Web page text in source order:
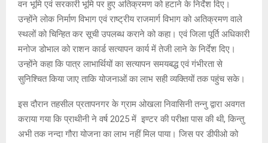
वन भूमि एवं सरकारी भूमि पर हुए अतिक्रमण को हटाने के निर्देश दिए।
उन्होंने लोक निर्माण विभाग एवं राष्ट्रीय राजमार्ग विभाग को अतिक्रमण वाले
स्थलों को चिन्हित कर सूची उपलब्ध कराने को कहा। एवं जिला पूर्ति अधिकारी
मनोज डोभाल को राशन कार्ड सत्यापन कार्य में तेजी लाने के निर्देश दिए।
उन्होंने कहा कि पात्र लाभार्थियों का सत्यापन समयबद्ध एवं गंभीरता से
सुनिश्चित किया जाए ताकि योजनाओं का लाभ सही व्यक्तियों तक पहुंच सके।
इस दौरान तहसील प्रतापनगर के ग्राम ओखला निवासिनी तन्नु द्वारा अवगत
कराया गया कि प्राथीनी ने वर्ष 2025 में इण्टर की परीक्षा पास की थी, किन्तु
अभी तक नन्दा गौरा योजना का लाभ नहीं मिल पाया। जिस पर डीपीओ को